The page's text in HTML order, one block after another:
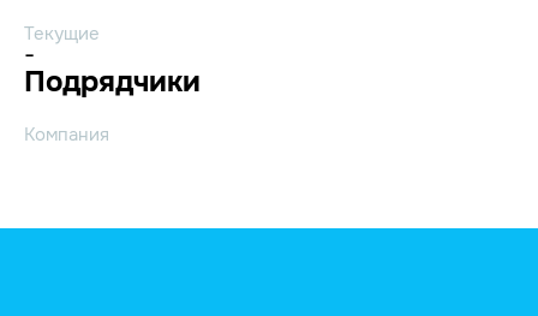
Текущие
-
Подрядчики
Компания